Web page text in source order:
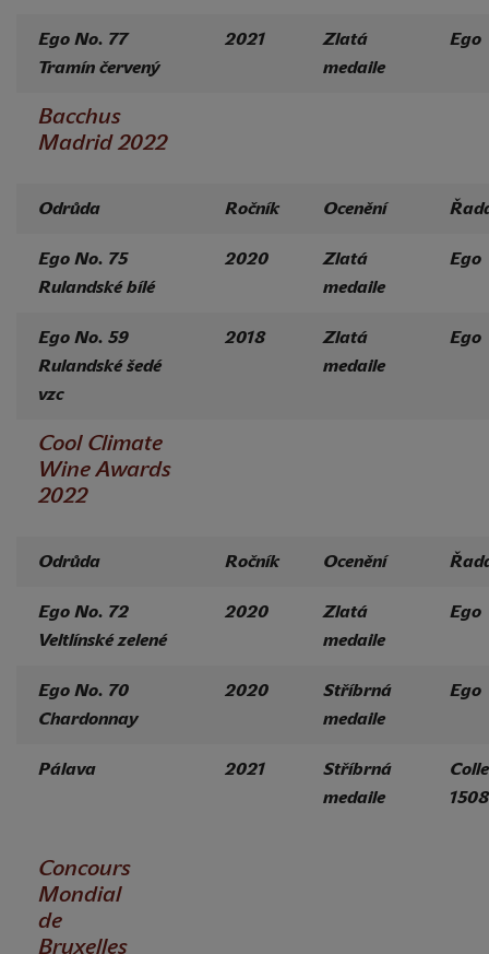
Ego No. 77
Tramín červený
2021
Zlatá
medaile
Ego
Bacchus
Madrid 2022
Odrůda Ročník Ocenění
Ego No. 75
Rulandské bílé
2020
Zlatá
medaile
Ego
Ego No. 59
Rulandské šedé
vzc
2018
Zlatá
medaile
Ego
Cool Climate
Wine Awards
2022
Odrůda Ročník Ocenění
Ego No. 72
Veltlínské zelené
2020
Zlatá
medaile
Ego
Ego No. 70
Chardonnay
2020
Stříbrná
medaile
Ego
Pálava 2021
Stříbrná
medaile
Concours
Mondial
de
Bruxelles